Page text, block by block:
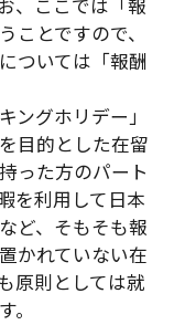
、ここでは「報
ことですので、
ついては「報酬
ングホリデー」
目的とした在留
った方のパート
を利用して日本
ど、そもそも報
かれていない在
原則としては就